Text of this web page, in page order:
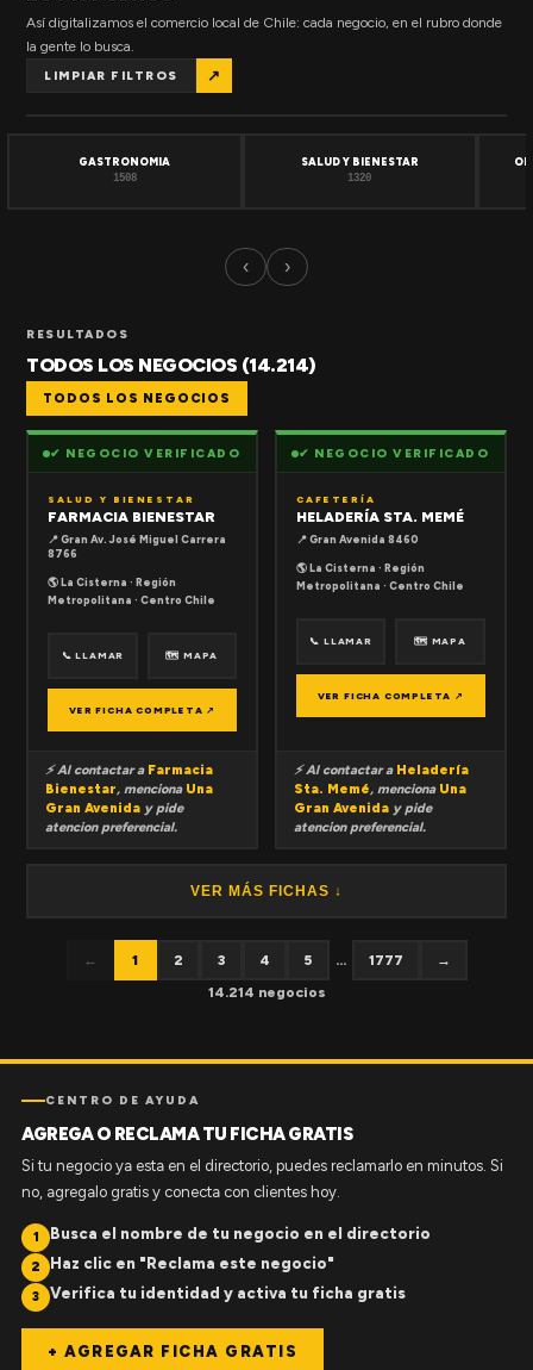
Así digitalizamos el comercio local de Chile: cada negocio, en el rubro donde
la gente lo busca.
LIMPIAR FILTROS ↗
GASTRONOMIA
1508
SALUD Y BIENESTAR
1320
‹ ›
RESULTADOS
TODOS LOS NEGOCIOS (14.214)
TODOS LOS NEGOCIOS
✔ NEGOCIO VERIFICADO
SALUD Y BIENESTAR
FARMACIA BIENESTAR
📍 Gran Av. José Miguel Carrera
8766
🌎 La Cisterna · Región
Metropolitana · Centro Chile
📞 LLAMAR 🗺 MAPA
VER FICHA COMPLETA ↗
⚡ Al contactar a Farmacia
Bienestar, menciona Una
Gran Avenida y pide
atencion preferencial.
✔ NEGOCIO VERIFICADO
CAFETERÍA
HELADERÍA STA. MEMÉ
📍 Gran Avenida 8460
🌎 La Cisterna · Región
Metropolitana · Centro Chile
📞 LLAMAR 🗺 MAPA
VER FICHA COMPLETA ↗
⚡ Al contactar a Heladería
Sta. Memé, menciona Una
Gran Avenida y pide
atencion preferencial.
VER MÁS FICHAS ↓
← 1 2 3 4 5 ... 1777
→
14.214 negocios
CENTRO DE AYUDA
AGREGA O RECLAMA TU FICHA GRATIS
Si tu negocio ya esta en el directorio, puedes reclamarlo en minutos. Si
no, agregalo gratis y conecta con clientes hoy.
1 Busca el nombre de tu negocio en el directorio
2 Haz clic en "Reclama este negocio"
3 Verifica tu identidad y activa tu ficha gratis
+ AGREGAR FICHA GRATIS